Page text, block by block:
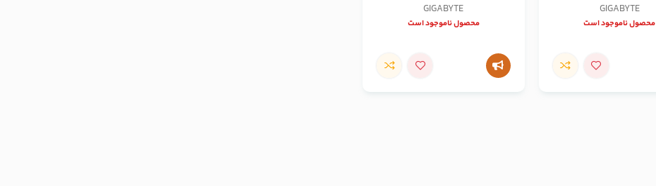
GIGABYTE
محصول ناموجود است
GIGABYTE
محصول ناموجود است